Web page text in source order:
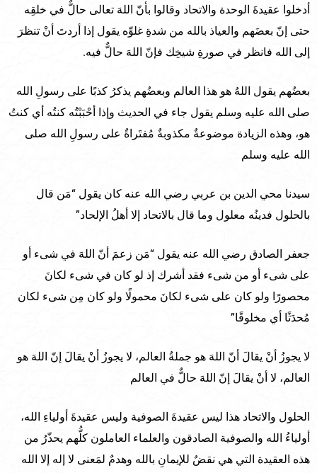
أدخلوا عقيدةَ الوحدة والاتحاد وقالوا بأنّ اللهَ تعالى حالٌّ في خلقِه
حتى إنّ بعضَهم والعياذ بالله من شدةِ غلوِّه يقول إذا أردتَ أنْ تنظرَ
إلى الله فانظر في صورةِ شيخِك فإنّ اللهَ حالٌّ فيه.
بعضُهم يقول اللهُ هو هذا العالم وبعضُهم يذكرُ كذبًا على رسولِ الله
صلى الله عليه وسلم يقول جاء في الحديث وإذا أحْبَبْتُه كنتُه أي كنتُ
هو، وهذه الزيادة موضوعةٌ مكذوبةٌ مُفتَراةٌ على رسولِ الله صلى
الله عليه وسلم
سيدنا محي الدين بن عربي رضي الله عنه كان يقول “مَن قال
بالحلول فدينُه معلول وما قال بالاتحاد إلا أهلُ الإلحاد”
جعفر الصادق رضي الله عنه يقول “مَن زعمَ أنّ اللهَ في شىء أو
على شىء أو من شىء فقد أشرك إذ لو كان في شىء لكانَ
محصورًا ولو كان على شىء لكانَ محمولًا ولو كان مِن شىء لكان
مُحدَثًا أي مخلوقًا”
لا يجوزُ أنْ يقالَ أنّ اللهَ هو جملةُ العالم، لا يجوزُ أنْ يقالَ إنّ اللهَ هو
العالم، لا أنْ يقالَ إنّ اللهَ حالٌّ في العالم
الحلول والاتحاد هذا ليس عقيدةَ الصوفية وليس عقيدةَ أولياءِ الله،
أولياءُ الله والصوفية الصادقون والعلماء العاملون كلُّهم يحذّرُ من
هذه العقيدة التي هي نقضٌ للإيمانِ بالله وهدمٌ لمَعنى لا إله إلا الله